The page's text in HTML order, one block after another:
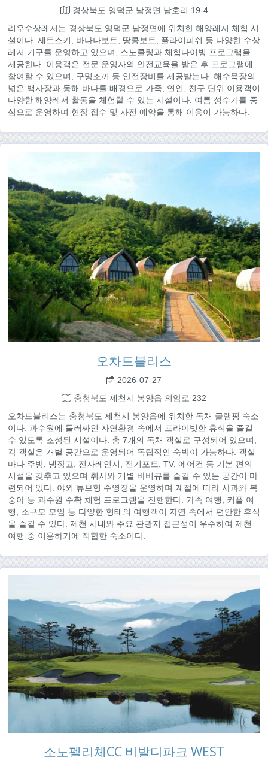
경상북도 영덕군 남정면 남호리 19-4
리우수상레저는 경상북도 영덕군 남정면에 위치한 해양레저 체험 시
설이다. 제트스키, 바나나보트, 땅콩보트, 플라이피쉬 등 다양한 수상
레저 기구를 운영하고 있으며, 스노클링과 체험다이빙 프로그램을
제공한다. 이용객은 전문 운영자의 안전교육을 받은 후 프로그램에
참여할 수 있으며, 구명조끼 등 안전장비를 제공받는다. 해수욕장의
넓은 백사장과 동해 바다를 배경으로 가족, 연인, 친구 단위 이용객이
다양한 해양레저 활동을 체험할 수 있는 시설이다. 여름 성수기를 중
심으로 운영하며 현장 접수 및 사전 예약을 통해 이용이 가능하다.
오차드블리스
2026-07-27
충청북도 제천시 봉양읍 의암로 232
오차드블리스는 충청북도 제천시 봉양읍에 위치한 독채 글램핑 숙소
이다. 과수원에 둘러싸인 자연환경 속에서 프라이빗한 휴식을 즐길
수 있도록 조성된 시설이다. 총 7개의 독채 객실로 구성되어 있으며,
각 객실은 개별 공간으로 운영되어 독립적인 숙박이 가능하다. 객실
마다 주방, 냉장고, 전자레인지, 전기포트, TV, 에어컨 등 기본 편의
시설을 갖추고 있으며 취사와 개별 바비큐를 즐길 수 있는 공간이 마
련되어 있다. 야외 튜브형 수영장을 운영하며 계절에 따라 사과와 복
숭아 등 과수원 수확 체험 프로그램을 진행한다. 가족 여행, 커플 여
행, 소규모 모임 등 다양한 형태의 여행객이 자연 속에서 편안한 휴식
을 즐길 수 있다. 제천 시내와 주요 관광지 접근성이 우수하여 제천
여행 중 이용하기에 적합한 숙소이다.
소노펠리체CC 비발디파크 WEST